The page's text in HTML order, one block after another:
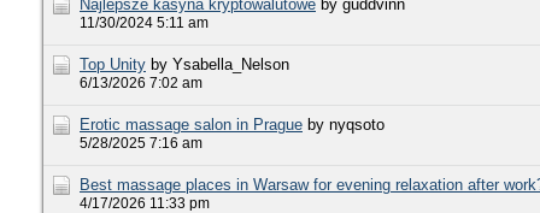
Najlepsze kasyna kryptowalutowe by guddvinn
11/30/2024 5:11 am
Top Unity by Ysabella_Nelson
6/13/2026 7:02 am
Erotic massage salon in Prague by nyqsoto
5/28/2025 7:16 am
Best massage places in Warsaw for evening relaxation after
4/17/2026 11:33 pm